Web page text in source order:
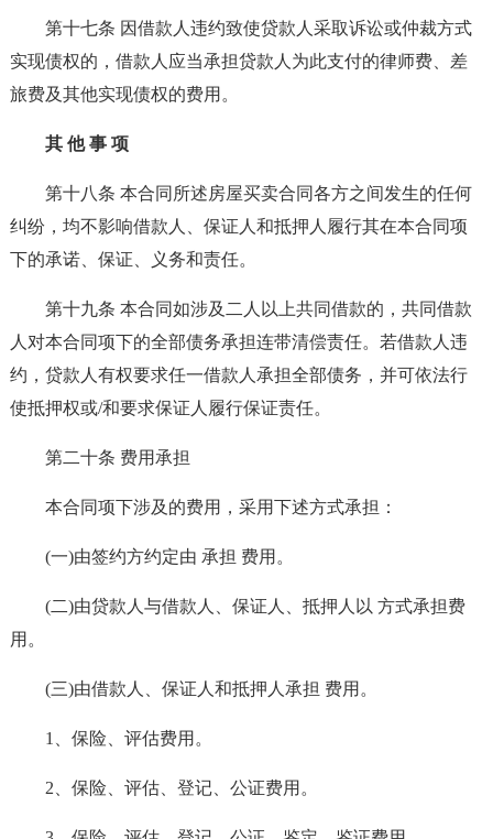
第十七条 因借款人违约致使贷款人采取诉讼或仲裁方式
实现债权的，借款人应当承担贷款人为此支付的律师费、差
旅费及其他实现债权的费用。
其 他 事 项
第十八条 本合同所述房屋买卖合同各方之间发生的任何
纠纷，均不影响借款人、保证人和抵押人履行其在本合同项
下的承诺、保证、义务和责任。
第十九条 本合同如涉及二人以上共同借款的，共同借款
人对本合同项下的全部债务承担连带清偿责任。若借款人违
约，贷款人有权要求任一借款人承担全部债务，并可依法行
使抵押权或/和要求保证人履行保证责任。
第二十条 费用承担
本合同项下涉及的费用，采用下述方式承担：
(一)由签约方约定由 承担 费用。
(二)由贷款人与借款人、保证人、抵押人以 方式承担费
用。
(三)由借款人、保证人和抵押人承担 费用。
1、保险、评估费用。
2、保险、评估、登记、公证费用。